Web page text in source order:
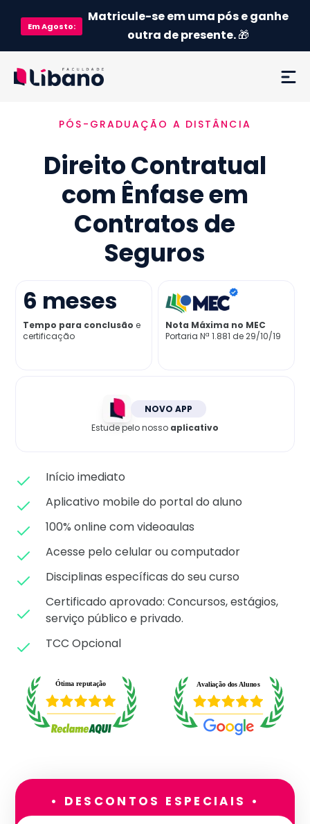
EmAgosto:
Matricule-se em uma pós e ganhe
outra de presente.🎁
Ementa
Como funciona
Credenciamento MEC
Matricule-se
PÓS-GRADUAÇÃO A DISTÂNCIA
Direito Contratual
com Ênfase em
Contratos de
Seguros
6 meses
Tempo para conclusão e
certificação
Nota Máxima no MEC
Portaria Nª 1.881 de 29/10/19
NOVO APP
Estude pelo nosso aplicativo
Início imediato
Aplicativo mobile do portal do aluno
100% online com videoaulas
Acesse pelo celular ou computador
Disciplinas específicas do seu curso
Certificado aprovado: Concursos, estágios,
serviço público e privado.
TCC Opcional
• DESCONTOS ESPECIAIS •